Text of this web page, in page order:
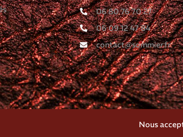
06 80 76 70 27
06 09 12 47 84
contact@sommier.fr
Nous